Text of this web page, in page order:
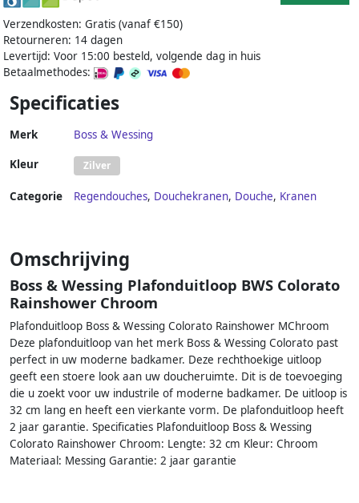
Verzendkosten: Gratis (vanaf €150)
Retourneren: 14 dagen
Levertijd: Voor 15:00 besteld, volgende dag in huis
Betaalmethodes:
Specificaties
Merk Boss & Wessing
Kleur Zilver
Categorie Regendouches, Douchekranen, Douche, Kranen
Omschrijving
Boss & Wessing Plafonduitloop BWS Colorato
Rainshower Chroom
Plafonduitloop Boss & Wessing Colorato Rainshower MChroom
Deze plafonduitloop van het merk Boss & Wessing Colorato past
perfect in uw moderne badkamer. Deze rechthoekige uitloop
geeft een stoere look aan uw doucheruimte. Dit is de toevoeging
die u zoekt voor uw industrile of moderne badkamer. De uitloop is
32 cm lang en heeft een vierkante vorm. De plafonduitloop heeft
2 jaar garantie. Specificaties Plafonduitloop Boss & Wessing
Colorato Rainshower Chroom: Lengte: 32 cm Kleur: Chroom
Materiaal: Messing Garantie: 2 jaar garantie